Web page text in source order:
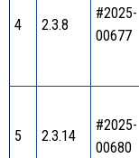
4 2.3.8
#2025-
00677
5 2.3.14
#2025-
00680